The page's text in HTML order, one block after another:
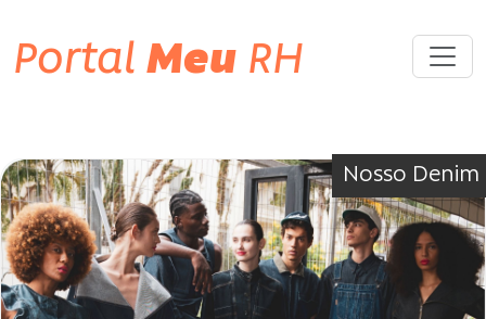
Portal Meu RH
Nosso Denim